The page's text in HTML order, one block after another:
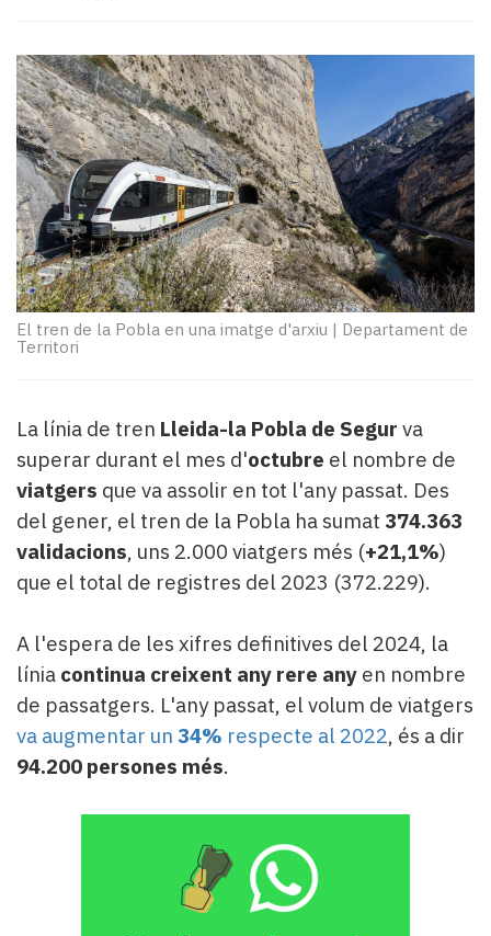
El
temps
Reportatges
Entrevistes
Enquestes
A
escena!
Dis
la
teva!
Subscriptors
La
Pallars
Contingut
patrocinat
Lo
més
llegit...
Editorial
El tren de la Pobla en una imatge d'arxiu | Departament de
Territori
La línia de tren Lleida-la Pobla de Segur va
superar durant el mes d'octubre el nombre de
viatgers que va assolir en tot l'any passat. Des
del gener, el tren de la Pobla ha sumat 374.363
validacions, uns 2.000 viatgers més (+21,1%)
que el total de registres del 2023 (372.229).
A l'espera de les xifres definitives del 2024, la
línia continua creixent any rere any en nombre
de passatgers. L'any passat, el volum de viatgers
va augmentar un 34% respecte al 2022, és a dir
94.200 persones més.